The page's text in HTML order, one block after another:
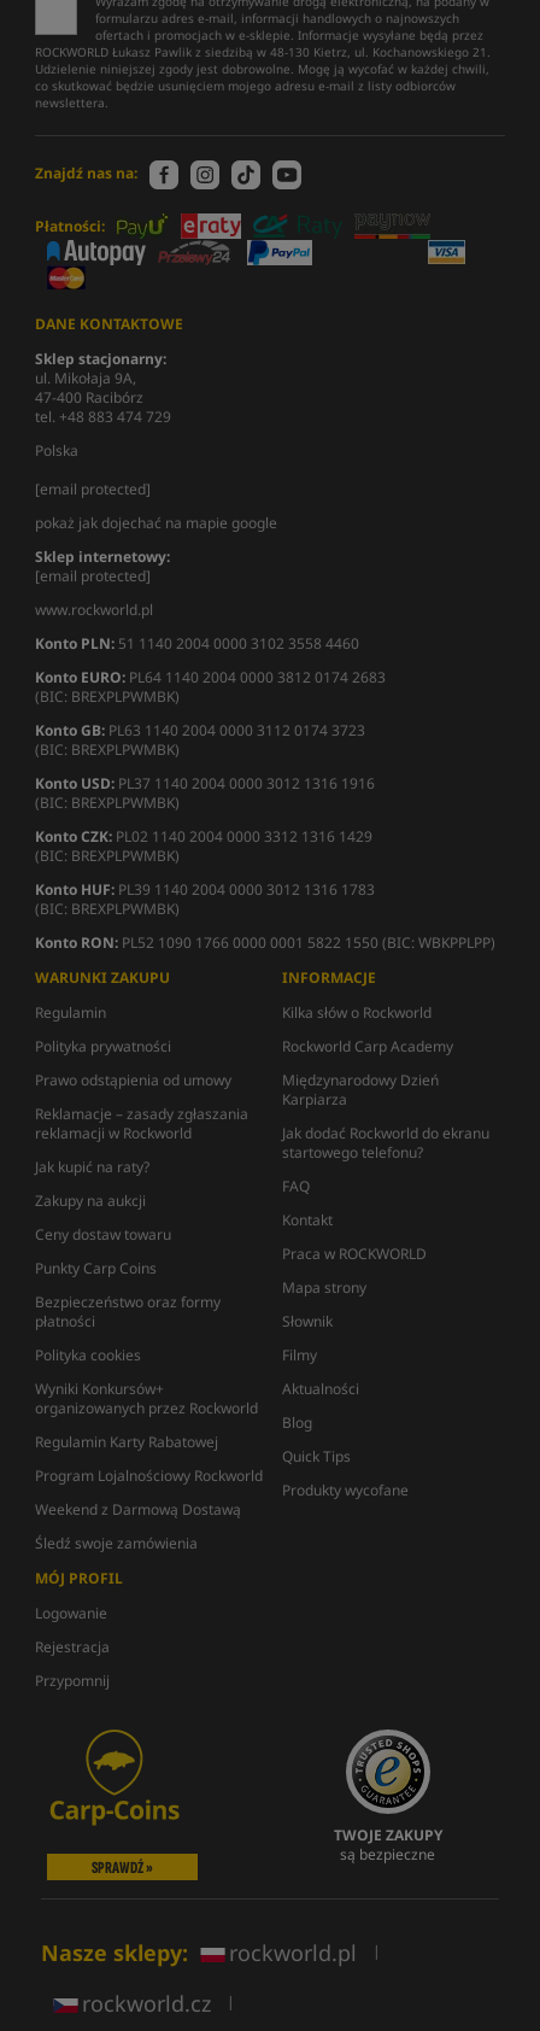
formularzu adres e-mail, informacji handlowych o najnowszych
ofertach i promocjach w e-sklepie. Informacje wysyłane będą przez
ROCKWORLD Łukasz Pawlik z siedzibą w 48-130 Kietrz, ul. Kochanowskiego 21.
Udzielenie niniejszej zgody jest dobrowolne. Mogę ją wycofać w każdej chwili,
co skutkować będzie usunięciem mojego adresu e-mail z listy odbiorców
newslettera.
Znajdź nas na:
Płatności:
DANE KONTAKTOWE
Sklep stacjonarny:
ul. Mikołaja 9A,
47-400 Racibórz
tel. +48 883 474 729
Polska
[email protected]
pokaż jak dojechać na mapie google
Sklep internetowy:
[email protected]
www.rockworld.pl
Konto PLN: 51 1140 2004 0000 3102 3558 4460
Konto EURO: PL64 1140 2004 0000 3812 0174 2683
(BIC: BREXPLPWMBK)
Konto GB: PL63 1140 2004 0000 3112 0174 3723
(BIC: BREXPLPWMBK)
Konto USD: PL37 1140 2004 0000 3012 1316 1916
(BIC: BREXPLPWMBK)
Konto CZK: PL02 1140 2004 0000 3312 1316 1429
(BIC: BREXPLPWMBK)
Konto HUF: PL39 1140 2004 0000 3012 1316 1783
(BIC: BREXPLPWMBK)
Konto RON: PL52 1090 1766 0000 0001 5822 1550 (BIC: WBKPPLPP)
WARUNKI ZAKUPU
Regulamin
Polityka prywatności
Prawo odstąpienia od umowy
Reklamacje – zasady zgłaszania
reklamacji w Rockworld
Jak kupić na raty?
Zakupy na aukcji
Ceny dostaw towaru
Punkty Carp Coins
Bezpieczeństwo oraz formy
płatności
Polityka cookies
Wyniki Konkursów+
organizowanych przez Rockworld
Regulamin Karty Rabatowej
Program Lojalnościowy Rockworld
Weekend z Darmową Dostawą
Śledź swoje zamówienia
INFORMACJE
Kilka słów o Rockworld
Rockworld Carp Academy
Międzynarodowy Dzień
Karpiarza
Jak dodać Rockworld do ekranu
startowego telefonu?
FAQ
Kontakt
Praca w ROCKWORLD
Mapa strony
Słownik
Filmy
Aktualności
Blog
Quick Tips
Produkty wycofane
MÓJ PROFIL
Logowanie
Rejestracja
Przypomnij
SPRAWDŹ »
TWOJE ZAKUPY
są bezpieczne
Nasze sklepy: rockworld.pl |
rockworld.cz |